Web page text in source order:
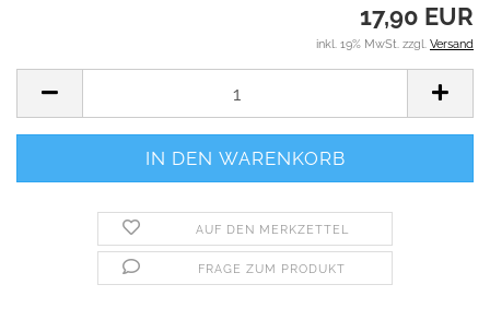
17,90 EUR
inkl. 19% MwSt. zzgl. Versand
AUF DEN MERKZETTEL
FRAGE ZUM PRODUKT